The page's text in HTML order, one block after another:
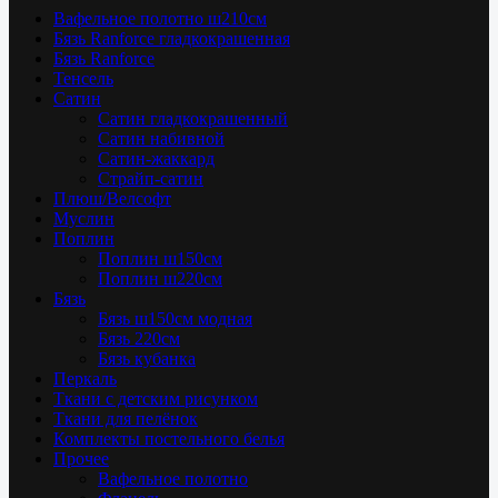
Вафельное полотно ш210см
Бязь Ranforce гладкокрашенная
Бязь Ranforce
Тенсель
Сатин
Сатин гладкокрашенный
Сатин набивной
Сатин-жаккард
Страйп-сатин
Плюш/Велсофт
Муслин
Поплин
Поплин ш150см
Поплин ш220см
Бязь
Бязь ш150см модная
Бязь 220см
Бязь кубанка
Перкаль
Ткани с детским рисунком
Ткани для пелёнок
Комплекты постельного белья
Прочее
Вафельное полотно